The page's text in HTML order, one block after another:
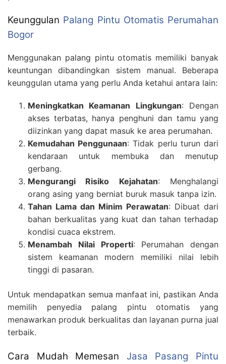
Keunggulan Palang Pintu Otomatis Perumahan
Bogor
Menggunakan palang pintu otomatis memiliki banyak
keuntungan dibandingkan sistem manual. Beberapa
keunggulan utama yang perlu Anda ketahui antara lain:
Meningkatkan Keamanan Lingkungan: Dengan
akses terbatas, hanya penghuni dan tamu yang
diizinkan yang dapat masuk ke area perumahan.
Kemudahan Penggunaan: Tidak perlu turun dari
kendaraan untuk membuka dan menutup
gerbang.
Mengurangi Risiko Kejahatan: Menghalangi
orang asing yang berniat buruk masuk tanpa izin.
Tahan Lama dan Minim Perawatan: Dibuat dari
bahan berkualitas yang kuat dan tahan terhadap
kondisi cuaca ekstrem.
Menambah Nilai Properti: Perumahan dengan
sistem keamanan modern memiliki nilai lebih
tinggi di pasaran.
Untuk mendapatkan semua manfaat ini, pastikan Anda
memilih penyedia palang pintu otomatis yang
menawarkan produk berkualitas dan layanan purna jual
terbaik.
Cara Mudah Memesan Jasa Pasang Pintu